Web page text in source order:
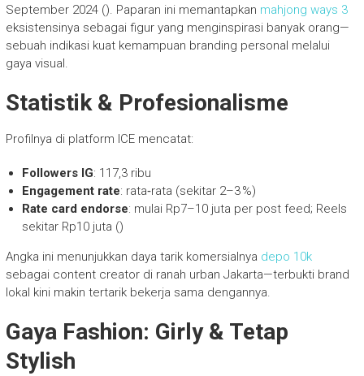
September 2024 (). Paparan ini memantapkan mahjong ways 3
eksistensinya sebagai figur yang menginspirasi banyak orang—
sebuah indikasi kuat kemampuan branding personal melalui
gaya visual.
Statistik & Profesionalisme
Profilnya di platform ICE mencatat:
Followers IG: 117,3 ribu
Engagement rate: rata‑rata (sekitar 2–3 %)
Rate card endorse: mulai Rp7–10 juta per post feed; Reels
sekitar Rp10 juta ()
Angka ini menunjukkan daya tarik komersialnya depo 10k
sebagai content creator di ranah urban Jakarta—terbukti brand
lokal kini makin tertarik bekerja sama dengannya.
Gaya Fashion: Girly & Tetap
Stylish